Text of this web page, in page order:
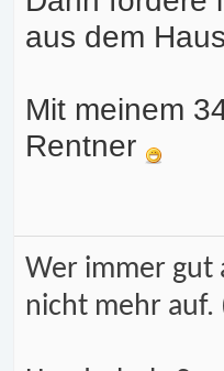
aus dem
Mit meinem
Rentner
Wer immer gut
nicht mehr auf.